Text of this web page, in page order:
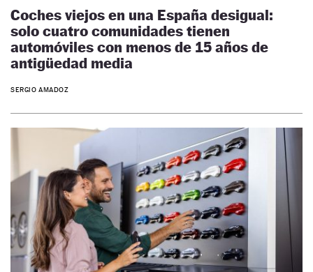
Coches viejos en una España desigual:
solo cuatro comunidades tienen
automóviles con menos de 15 años de
antigüedad media
SERGIO AMADOZ